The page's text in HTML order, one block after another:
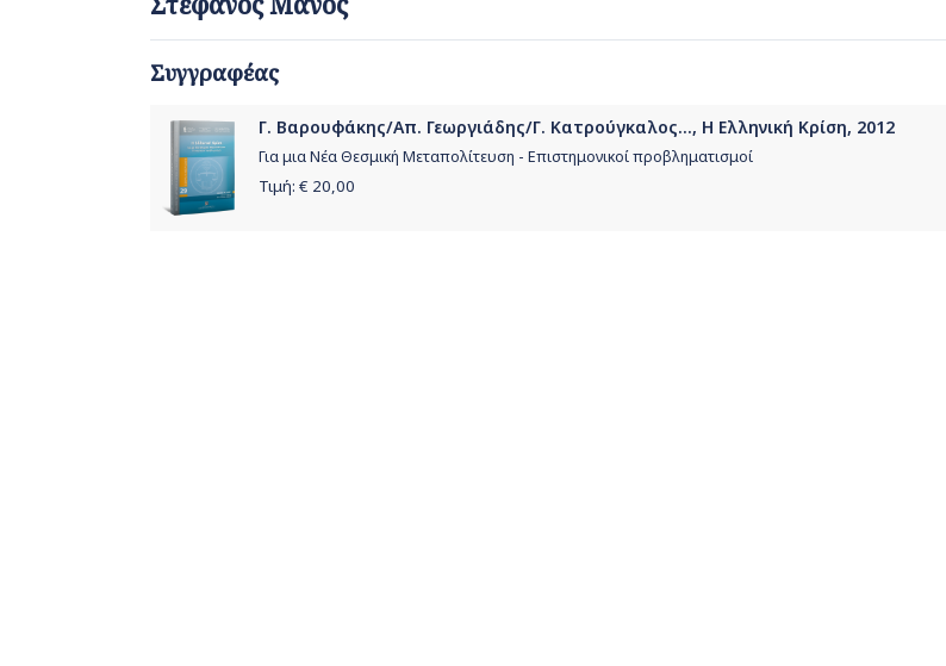
Συγγραφέας
Γ. Βαρουφάκης/Απ. Γεωργιάδης/Γ. Κατρούγκαλος..., Η Ελληνική Κρίση, 2012
Για μια Νέα Θεσμική Μεταπολίτευση - Επιστημονικοί προβληματισμοί
Τιμή: € 20,00